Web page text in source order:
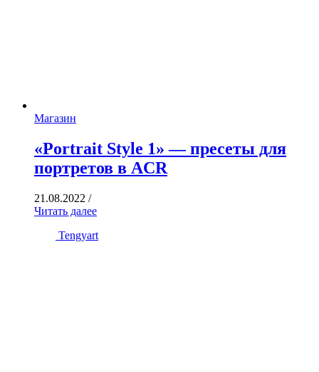
Магазин
«Portrait Style 1» — пресеты для
портретов в ACR
21.08.2022 /
Читать далее
Tengyart